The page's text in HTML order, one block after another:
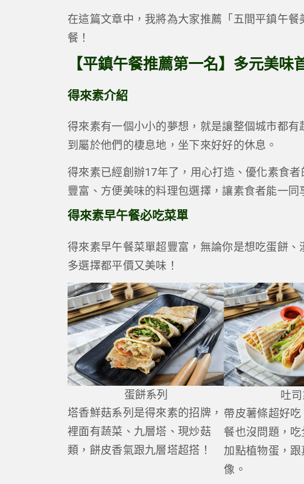
在這篇文章中，我將為大家推薦「五間平鎮午
餐！
【平鎮午餐推薦第一名】多元美味
得來素介紹
得來素有一個小小的夢想，就是讓整個城市都
到屬於他們的棲息地，坐下來好好的休息。
得來素已經創辦17年了，用心打造、優化素食
豐富、方便美味的料理包選擇，讓素食者能一同
得來素早午餐必吃菜單
得來素早午餐菜單超豐富，無論你是想吃蛋餅
多選擇都平價又美味！
蛋餅系列
塔香鮮菇系列是得來素的招牌，
裡面有蔬菜、九層塔、現炒菇
類，餅皮香氣跟九層塔超搭！
吐司
帶皮薯條超好
餐也沒問題，
加點植物蛋，
像。